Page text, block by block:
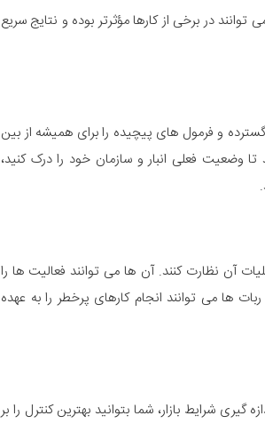
در برخی از کارها مؤثرتر بوده و نتایج سریع
و فرمول های پیچیده را برای همیشه از بین
وضعیت فعلی انبار و سازمان خود را درک کنید،
آن نظارت کنند. آن ها می توانند فعالیت ها را
ها می توانند انجام کارهای پرخطر را به عهده
شرایط بازار، شما بتوانید بهترین کنترل را بر